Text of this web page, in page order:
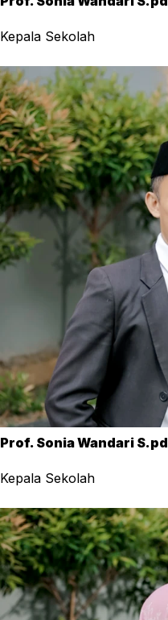
Kepala Sekolah
Prof. Sonia Wandari S.pd
Kepala Sekolah